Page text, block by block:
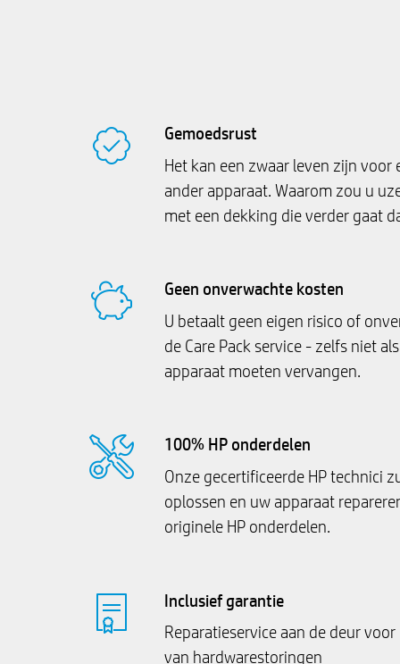
Gemoedsrust
Het kan een zwaar leven zijn
ander apparaat. Waarom zou u
met een dekking die verder gaat
Geen onverwachte kosten
U betaalt geen eigen risico of
de Care Pack service - zelfs niet
apparaat moeten vervangen.
100% HP onderdelen
Onze gecertificeerde HP technici
oplossen en uw apparaat
originele HP onderdelen.
Inclusief garantie
Reparatieservice aan de deur
van hardwarestoringen